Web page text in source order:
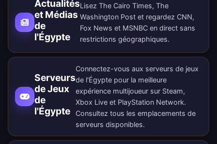
Actualités
et Médias
de
l'Égypte
Lisez The Cairo Times, The
Washington Post et regardez CNN,
Fox News et MSNBC en direct sans
restrictions géographiques.
Serveurs
de Jeux
de
l'Égypte
Connectez-vous aux serveurs de jeux
de l'Égypte pour la meilleure
expérience multijoueur sur Steam,
Xbox Live et PlayStation Network.
Consultez tous les emplacements de
serveurs disponibles.